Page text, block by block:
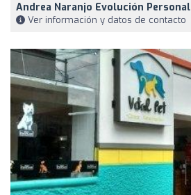
Andrea Naranjo Evolución Personal
Ver información y datos de contacto